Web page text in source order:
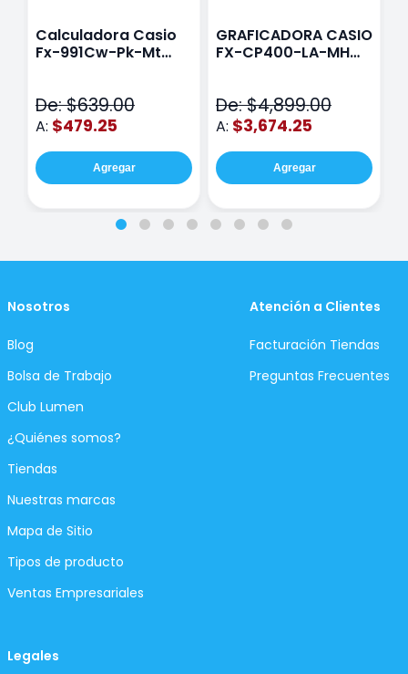
Calculadora Casio
Fx-991Cw-Pk-Mt
De: $639.00
A: $479.25
Agregar
GRAFICADORA CASIO
FX-CP400-LA-MH
De: $4,899.00
A: $3,674.25
Agregar
Nosotros
Blog
Bolsa de Trabajo
Club Lumen
¿Quiénes somos?
Tiendas
Nuestras marcas
Mapa de Sitio
Tipos de producto
Ventas Empresariales
Atención a Clientes
Facturación Tiendas
Preguntas Frecuentes
Legales